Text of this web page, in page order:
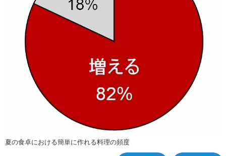
夏の食卓における簡単に作れる料理の頻度